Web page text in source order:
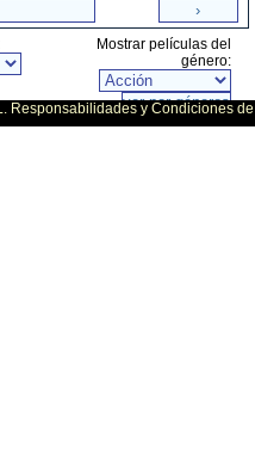
Mostrar películas del
género:
Responsabilidades y Condiciones de